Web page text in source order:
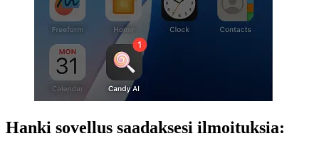
Hanki sovellus saadaksesi ilmoituksia: